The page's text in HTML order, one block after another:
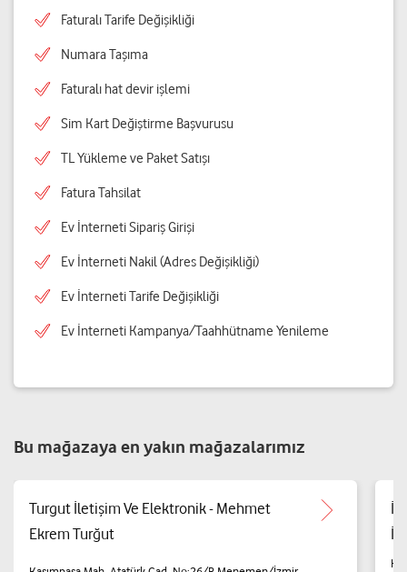
Faturalı Tarife Değişikliği
Numara Taşıma
Faturalı hat devir işlemi
Sim Kart Değiştirme Başvurusu
TL Yükleme ve Paket Satışı
Fatura Tahsilat
Ev İnterneti Sipariş Girişi
Ev İnterneti Nakil (Adres Değişikliği)
Ev İnterneti Tarife Değişikliği
Ev İnterneti Kampanya/Taahhütname Yenileme
Bu mağazaya en yakın mağazalarımız
Turgut İletişim Ve Elektronik - Mehmet
Ekrem Turğut